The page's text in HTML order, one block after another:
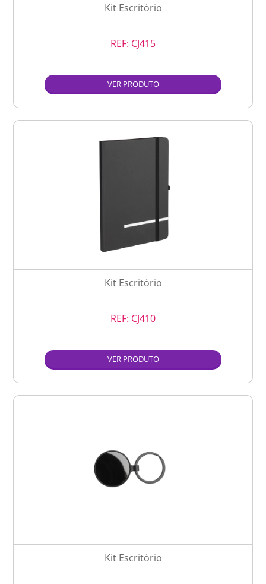
Kit Escritório
REF: CJ415
VER PRODUTO
Kit Escritório
REF: CJ410
VER PRODUTO
Kit Escritório